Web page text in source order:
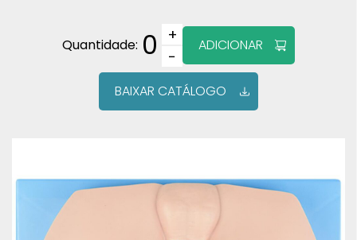
Quantidade: 0
+
−
ADICIONAR
BAIXAR CATÁLOGO